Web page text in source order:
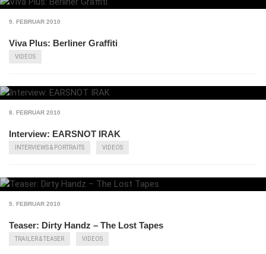
9. FEBRUAR 2010
Viva Plus: Berliner Graffiti
VIDEOS
8. FEBRUAR 2010
Interview: EARSNOT IRAK
INTERVIEWS & PORTRAITS VIDEOS
5. FEBRUAR 2010
Teaser: Dirty Handz – The Lost Tapes
TRAILER & TEASER VIDEOS